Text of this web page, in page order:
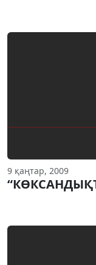
9 қаңтар, 2009